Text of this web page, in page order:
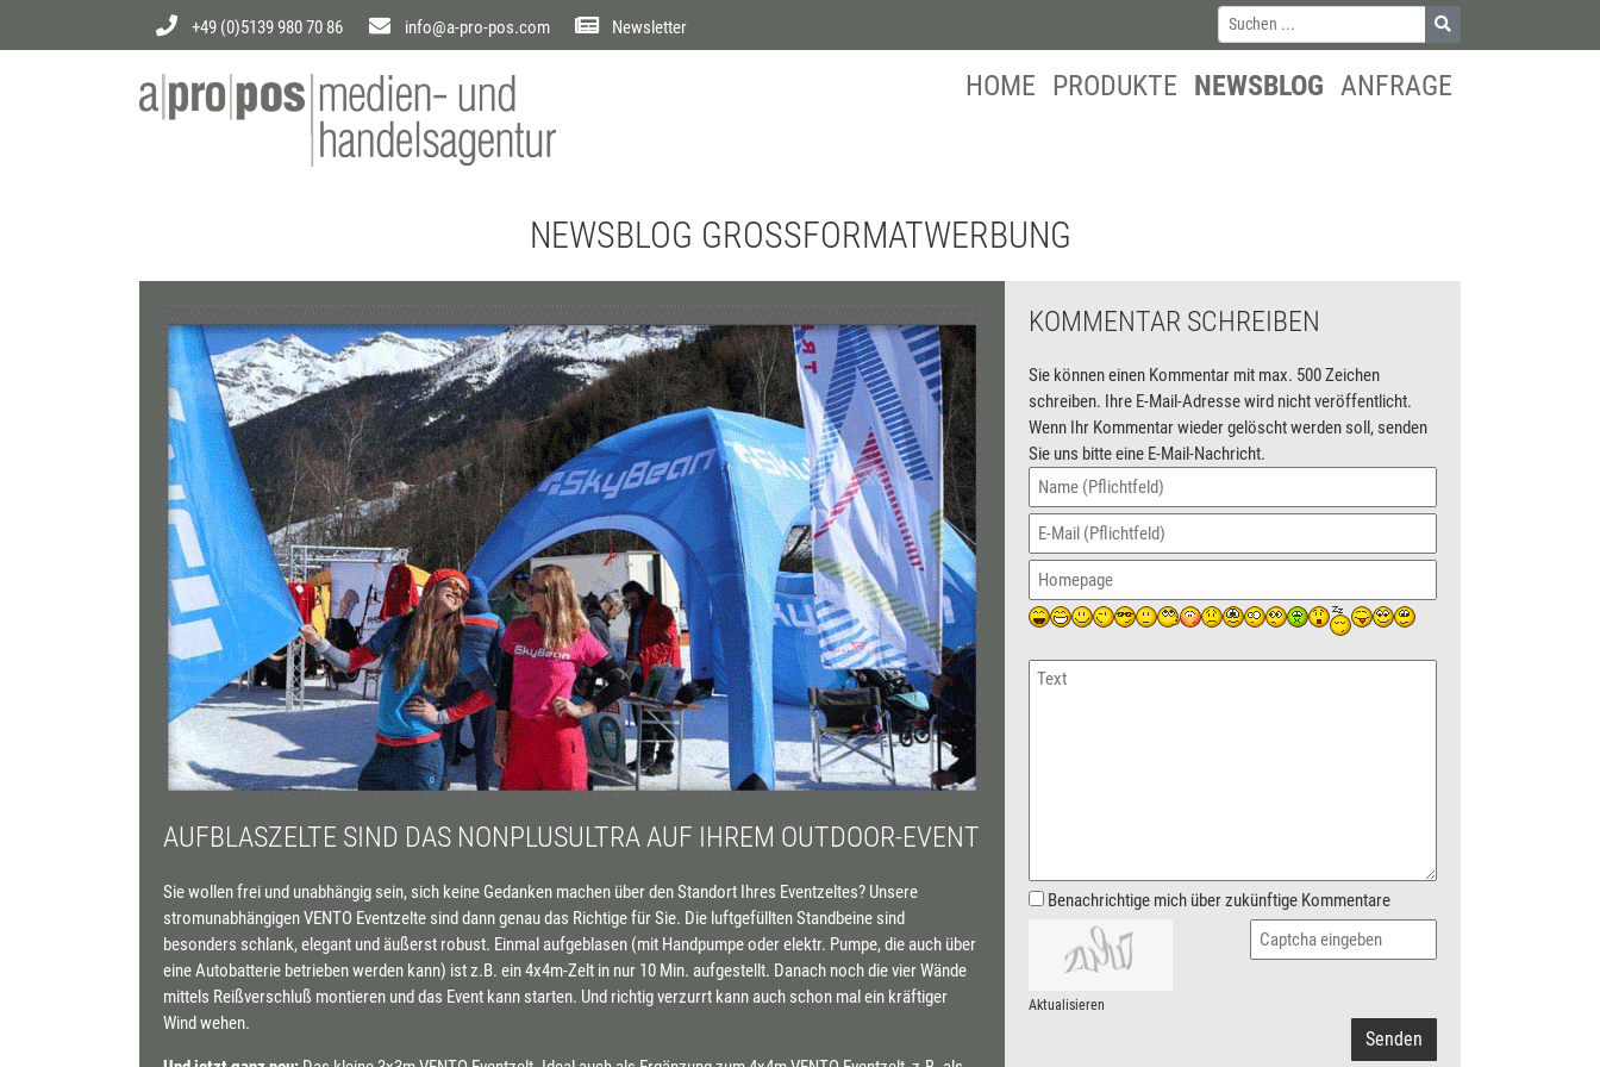
+49 (0)5139 980 70 86 info@a-pro-pos.com Newsletter
HOME PRODUKTE NEWSBLOG ANFRAGE
NEWSBLOG GROSSFORMATWERBUNG
AUFBLASZELTE SIND DAS NONPLUSULTRA AUF IHREM OUTDOOR-EVENT
Sie wollen frei und unabhängig sein, sich keine Gedanken machen über den Standort Ihres Eventzeltes? Unsere
stromunabhängigen VENTO Eventzelte sind dann genau das Richtige für Sie. Die luftgefüllten Standbeine sind
besonders schlank, elegant und äußerst robust. Einmal aufgeblasen (mit Handpumpe oder elektr. Pumpe, die auch über
eine Autobatterie betrieben werden kann) ist z.B. ein 4x4m-Zelt in nur 10 Min. aufgestellt. Danach noch die vier Wände
mittels Reißverschluß montieren und das Event kann starten. Und richtig verzurrt kann auch schon mal ein kräftiger
Wind wehen.
KOMMENTAR SCHREIBEN
Sie können einen Kommentar mit max. 500 Zeichen
schreiben. Ihre E-Mail-Adresse wird nicht veröffentlicht.
Wenn Ihr Kommentar wieder gelöscht werden soll, senden
Sie uns bitte eine E-Mail-Nachricht.
Benachrichtige mich über zukünftige Kommentare
Aktualisieren
Senden